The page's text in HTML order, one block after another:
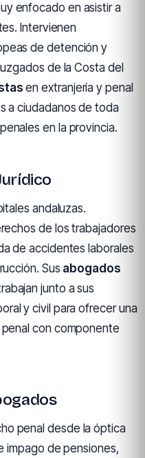
enfocado en asistir a
Intervienen
de detención y
de la Costa del
en extranjería y penal
a ciudadanos de toda
en la provincia.
andaluzas.
de los trabajadores
de accidentes laborales
Sus abogados
junto a sus
y civil para ofrecer una
con componente
penal desde la óptica
impago de pensiones,